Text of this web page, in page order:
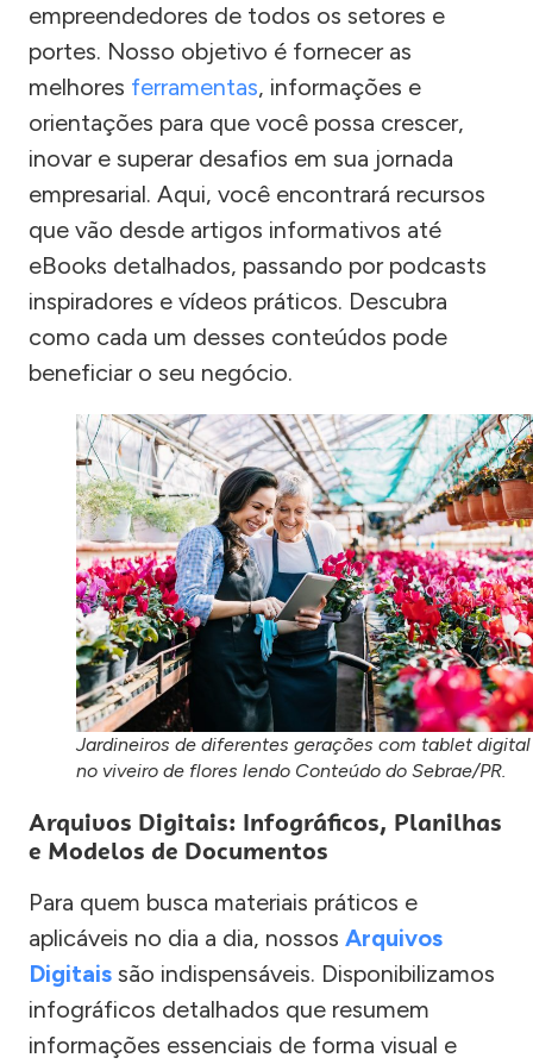
empreendedores de todos os setores e
portes. Nosso objetivo é fornecer as
melhores ferramentas, informações e
orientações para que você possa crescer,
inovar e superar desafios em sua jornada
empresarial. Aqui, você encontrará recursos
que vão desde artigos informativos até
eBooks detalhados, passando por podcasts
inspiradores e vídeos práticos. Descubra
como cada um desses conteúdos pode
beneficiar o seu negócio.
Jardineiros de diferentes gerações com tablet digital
no viveiro de flores lendo Conteúdo do Sebrae/PR.
Arquivos Digitais: Infográficos, Planilhas
e Modelos de Documentos
Para quem busca materiais práticos e
aplicáveis no dia a dia, nossos Arquivos
Digitais são indispensáveis. Disponibilizamos
infográficos detalhados que resumem
informações essenciais de forma visual e